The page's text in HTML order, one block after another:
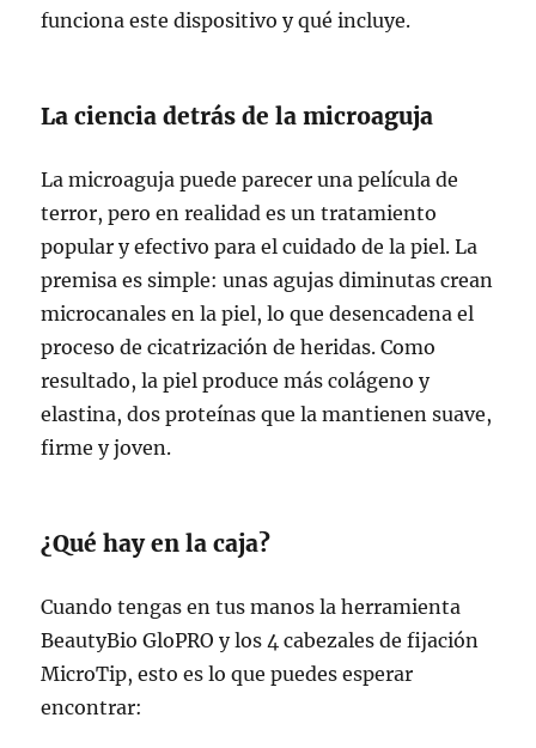
funciona este dispositivo y qué incluye.
La ciencia detrás de la microaguja
La microaguja puede parecer una película de
terror, pero en realidad es un tratamiento
popular y efectivo para el cuidado de la piel. La
premisa es simple: unas agujas diminutas crean
microcanales en la piel, lo que desencadena el
proceso de cicatrización de heridas. Como
resultado, la piel produce más colágeno y
elastina, dos proteínas que la mantienen suave,
firme y joven.
¿Qué hay en la caja?
Cuando tengas en tus manos la herramienta
BeautyBio GloPRO y los 4 cabezales de fijación
MicroTip, esto es lo que puedes esperar
encontrar: